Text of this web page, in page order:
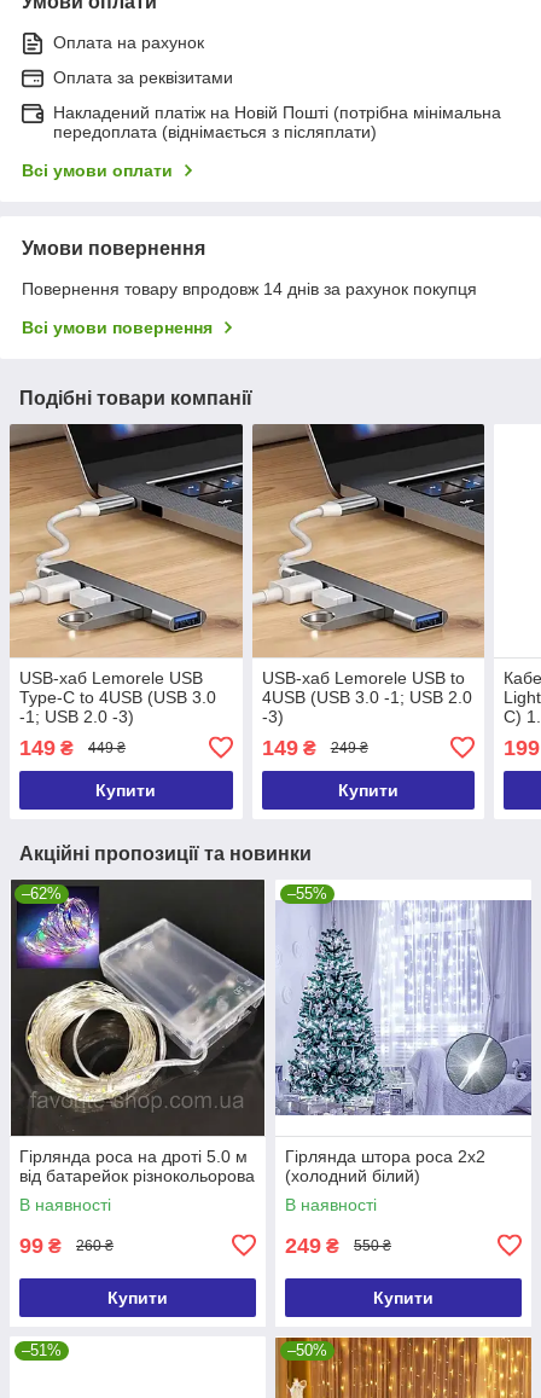
Оплата на рахунок
Оплата за реквізитами
Накладений платіж на Новій Пошті (потрібна мінімальна
передоплата (віднімається з післяплати)
Всі умови оплати
Умови повернення
Повернення товару впродовж 14 днів за рахунок покупця
Всі умови повернення
Подібні товари компанії
USB-хаб Lemorele USB
Type-C to 4USB (USB 3.0
-1; USB 2.0 -3)
149 ₴ 449 ₴
Купити
USB-хаб Lemorele USB to
4USB (USB 3.0 -1; USB 2.0
-3)
149₴ 249 ₴
Купити
C)
199
Акційні пропозиції та новинки
–62%
Гірлянда роса на дроті 5.0 м
від батарейок різнокольорова
В наявності
99 ₴ 260 ₴
Купити
–55%
Гірлянда штора роса 2х2
(холодний білий)
В наявності
249 ₴ 550 ₴
Купити
–51% –50%